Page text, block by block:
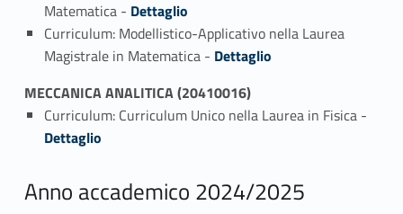
Matematica - Dettaglio
Curriculum: Modellistico-Applicativo nella Laurea
Magistrale in Matematica - Link identifier #identifier_person_863-2
Dettaglio
MECCANICA ANALITICA (20410016)
Curriculum: Curriculum Unico nella Laurea in Fisica -
Dettaglio
Anno accademico 2024/2025